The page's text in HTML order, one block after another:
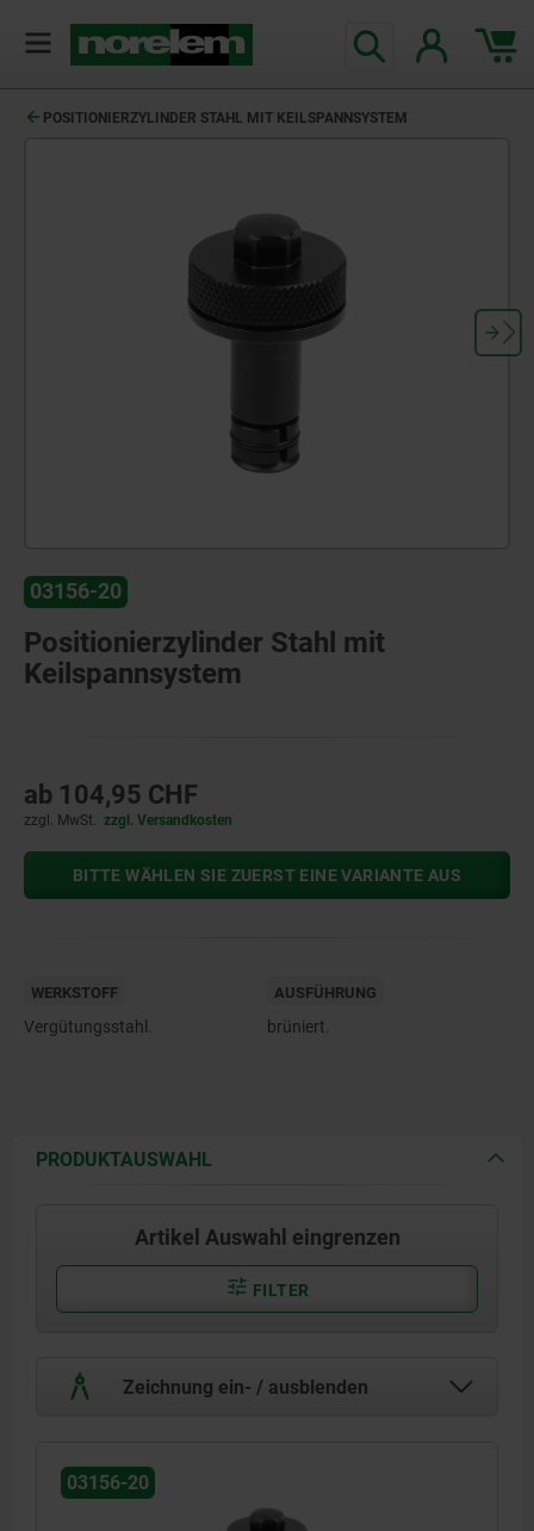
POSITIONIERZYLINDER STAHL MIT KEILSPANNSYSTEM
03156-20
Positionierzylinder Stahl mit
Keilspannsystem
ab 104,95 CHF
zzgl. MwSt. zzgl. Versandkosten
BITTE WÄHLEN SIE ZUERST EINE VARIANTE AUS
WERKSTOFF
Vergütungsstahl.
AUSFÜHRUNG
brüniert.
PRODUKTAUSWAHL
Artikel Auswahl eingrenzen
FILTER
Zeichnung ein- / ausblenden
03156-20